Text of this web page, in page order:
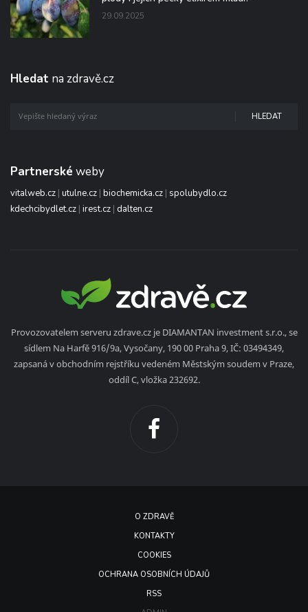
29.09.2025
Hledat na zdravě.cz
HLEDAT
Partnerské weby
vitalweb.cz | utulne.cz | biochemicka.cz | spolubydlo.cz
kdechcibydlet.cz | irest.cz | dalten.cz
Provozovatelem serveru zdrave.cz je DIAMANTAN investment s.r.o., se
sídlem Na Harfě 916/9a, Vysočany, 190 00 Praha 9, IČ: 03494349,
zapsaná v obchodním rejstříku vedeném Městským soudem v Praze,
oddíl C, vložka 232692.
O ZDRAVĚ
KONTAKTY
COOKIES
OCHRANA OSOBNÍCH ÚDAJŮ
RSS